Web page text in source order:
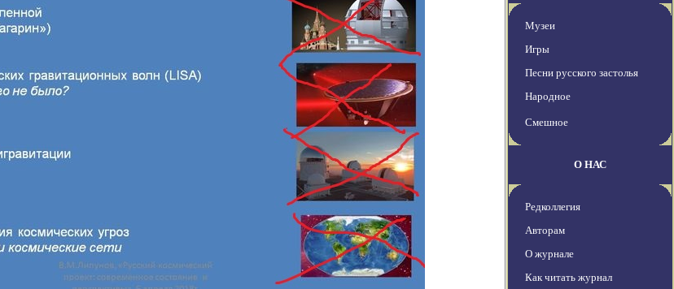
Музеи
Игры
Песни русского застолья
Народное
Смешное
О НАС
Редколлегия
Авторам
О журнале
Как читать журнал